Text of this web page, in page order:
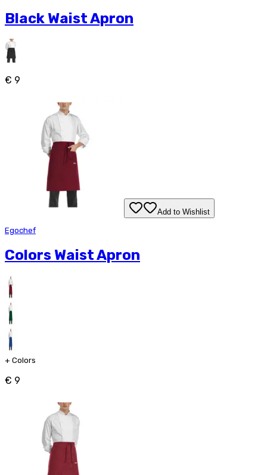
Black Waist Apron
€ 9
Add to Wishlist
Egochef
Colors Waist Apron
+ Colors
€ 9